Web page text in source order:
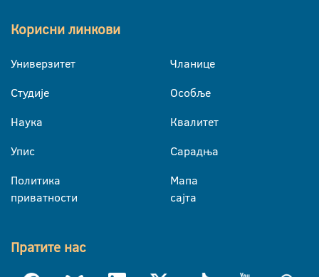
Корисни линкови
Универзитет
Студије
Наука
Упис
Политика
приватности
Чланице
Особље
Квалитет
Сарадња
Мапа
сајта
Пратите нас